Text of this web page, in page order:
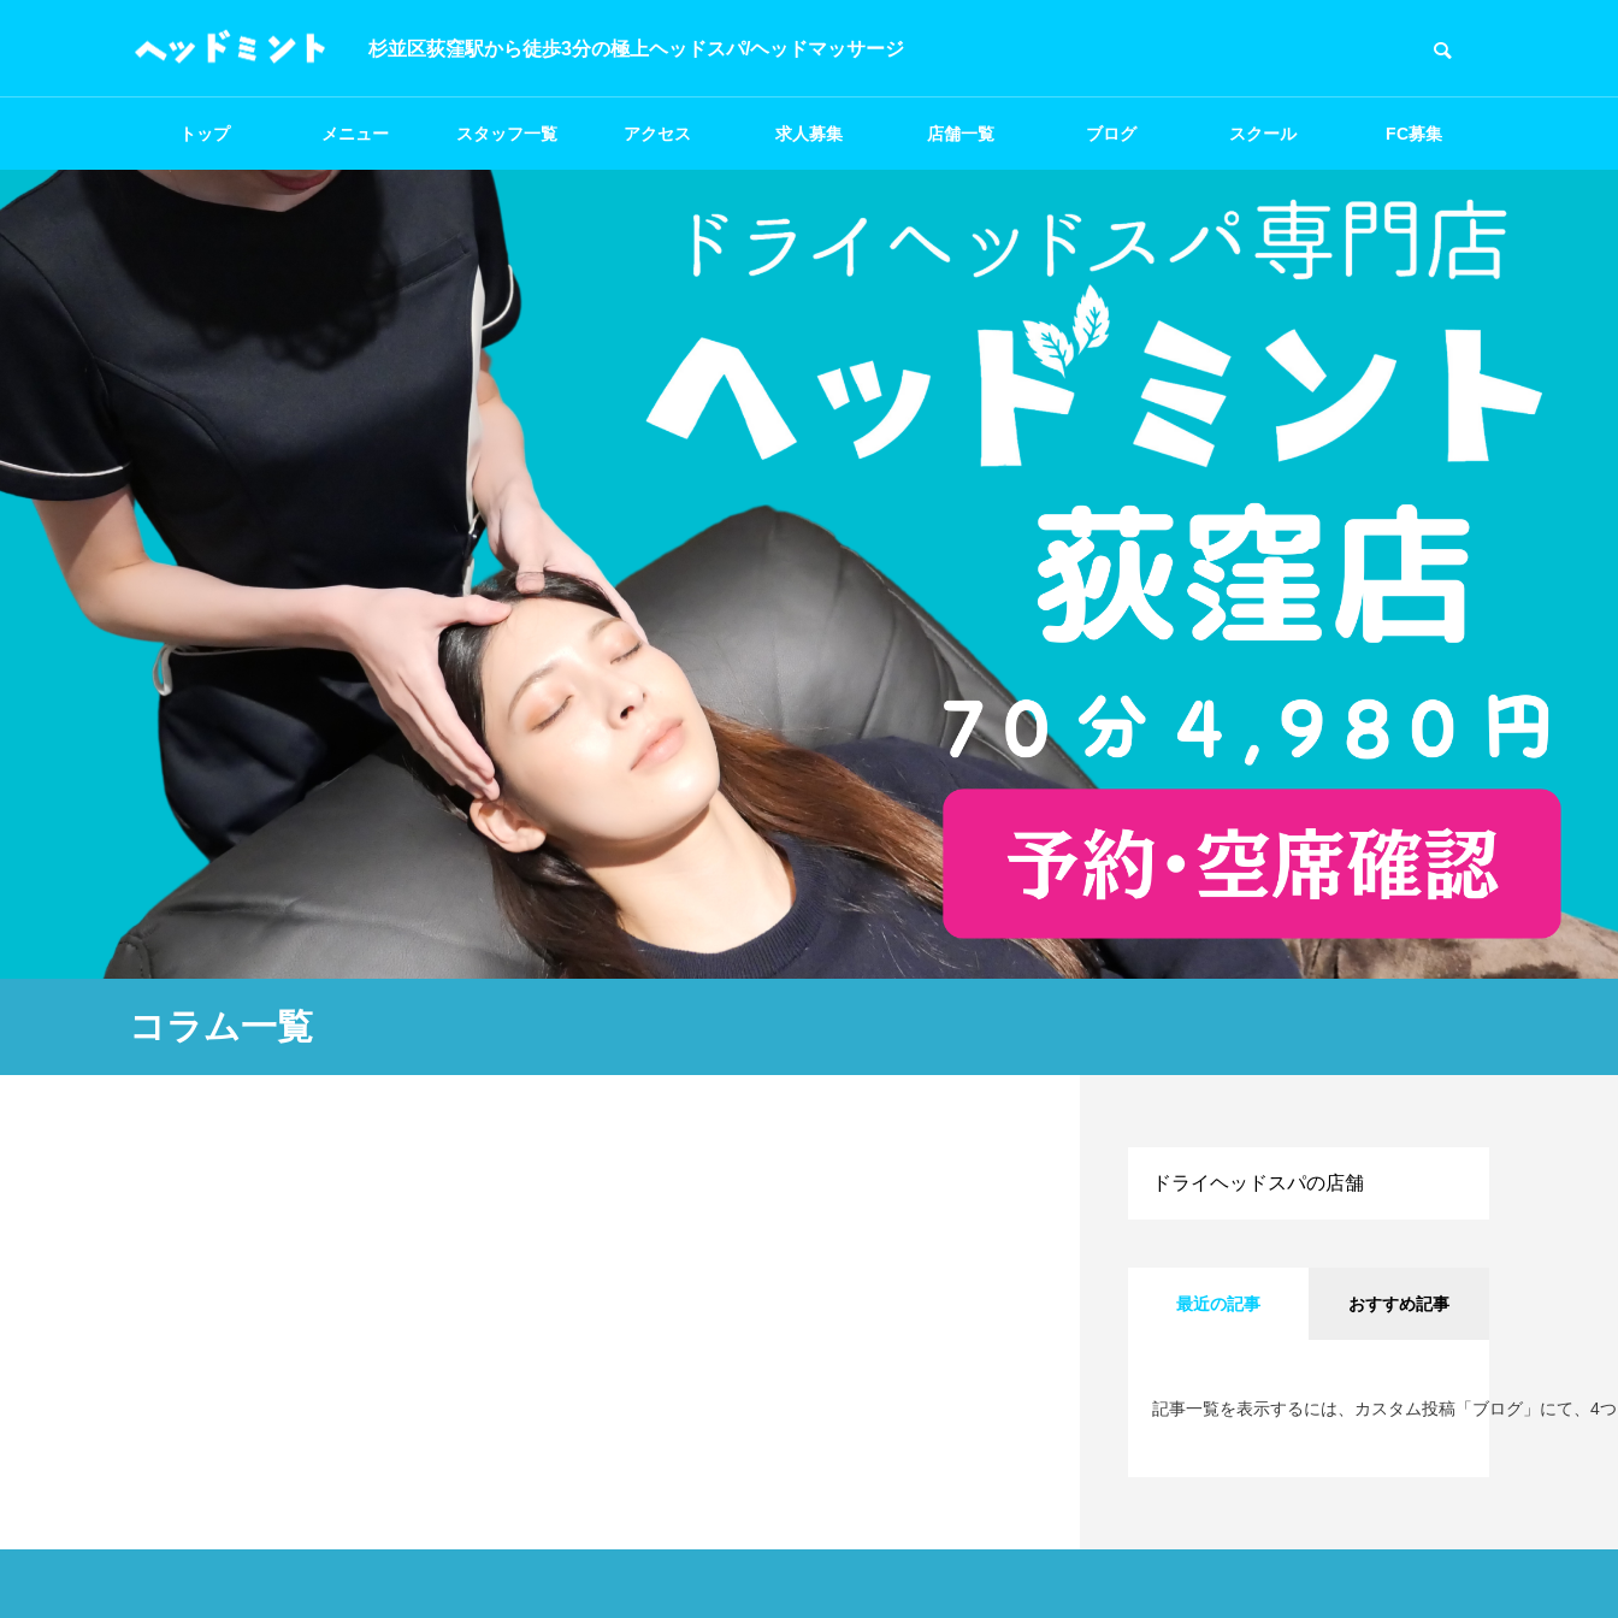
杉並区荻窪駅から徒歩3分の極上ヘッドスパ/ヘッドマッサージ
トップ メニュー スタッフ一覧 アクセス 求人募集 店舗一覧 ブログ スクール FC募集
コラム一覧
ドライヘッドスパの店舗
最近の記事 おすすめ記事
記事一覧を表示するには、カスタム投稿「ブログ」にて、4